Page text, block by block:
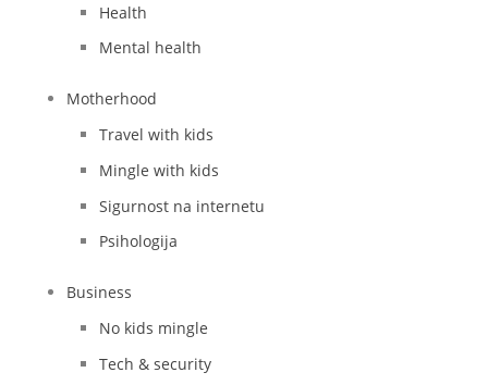
Health
Mental health
Motherhood
Travel with kids
Mingle with kids
Sigurnost na internetu
Psihologija
Business
No kids mingle
Tech & security